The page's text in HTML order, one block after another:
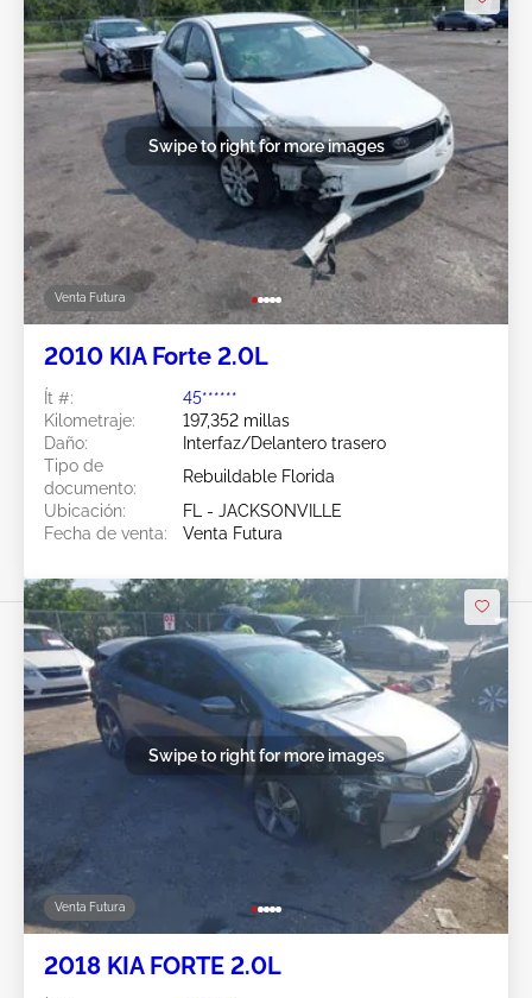
Venta Futura
Swipe to right for more images
2010 KIA Forte 2.0L
Ít #:
45******
Kilometraje:
197,352 millas
Daño:
Interfaz/Delantero trasero
Tipo de
documento:
Rebuildable Florida
Ubicación:
FL - JACKSONVILLE
Fecha de venta:
Venta Futura
Venta Futura
Swipe to right for more images
2018 KIA FORTE 2.0L